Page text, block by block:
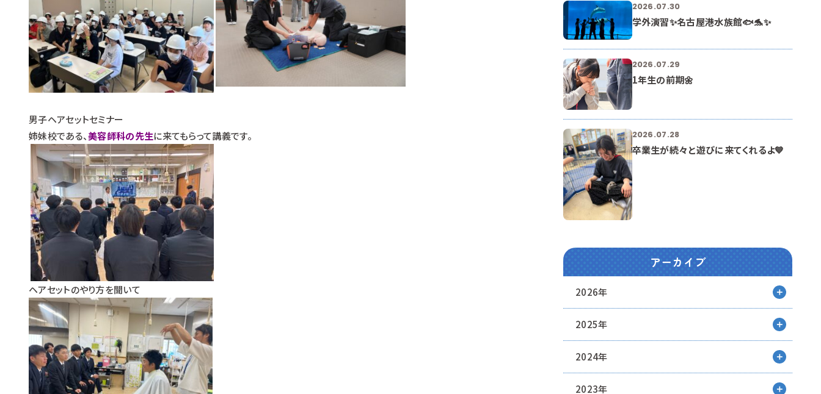
男子ヘアセットセミナー
姉妹校である、美容師科の先生に来てもらって講義です。
ヘアセットのやり方を聞いて
2026.07.30
学外演習✨名古屋港水族館🐟🐬✨
2026.07.29
1年生の前期🌼
2026.07.28
卒業生が続々と遊びに来てくれるよ💙
アーカイブ
2026年
2025年
2024年
2023年